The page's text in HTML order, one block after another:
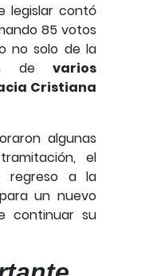
legislar contó
85 votos
no solo de la
de varios
Cristiana
algunas
el
regreso a la
un nuevo
continuar su